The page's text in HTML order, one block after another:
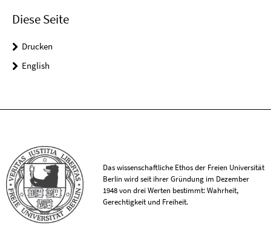
Diese Seite
Drucken
English
Das wissenschaftliche Ethos der Freien Universität
Berlin wird seit ihrer Gründung im Dezember
1948 von drei Werten bestimmt: Wahrheit,
Gerechtigkeit und Freiheit.